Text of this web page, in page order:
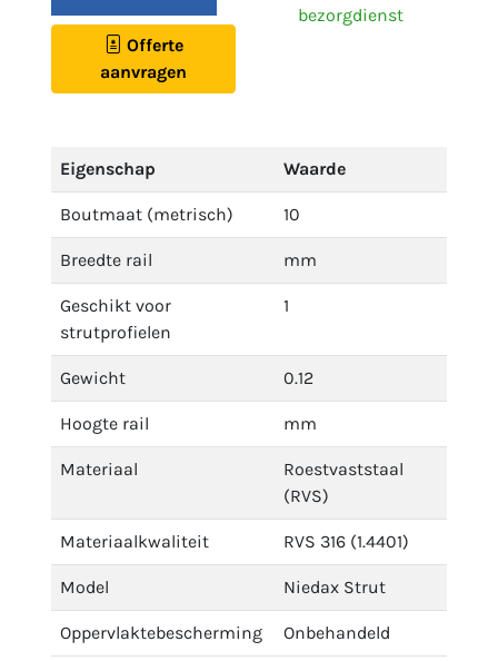
Offerte
aanvragen
bezorgdienst
Eigenschap Waarde
Boutmaat (metrisch) 10
Breedte rail mm
Geschikt voor
strutprofielen
1
Gewicht 0.12
Hoogte rail mm
Materiaal
Roestvaststaal
(RVS)
Materiaalkwaliteit RVS 316 (1.4401)
Model Niedax Strut
Oppervlaktebescherming Onbehandeld